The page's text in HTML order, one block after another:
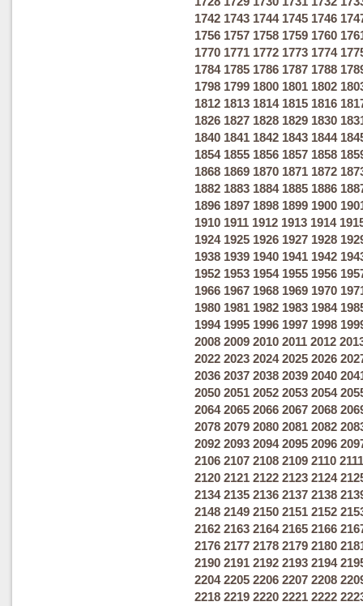
1742 1743 1744 1745 1746
1756 1757 1758 1759 1760
1770 1771 1772 1773 1774
1784 1785 1786 1787 1788
1798 1799 1800 1801 1802
1812 1813 1814 1815 1816
1826 1827 1828 1829 1830
1840 1841 1842 1843 1844
1854 1855 1856 1857 1858
1868 1869 1870 1871 1872
1882 1883 1884 1885 1886
1896 1897 1898 1899 1900
1910 1911 1912 1913 1914
1924 1925 1926 1927 1928
1938 1939 1940 1941 1942
1952 1953 1954 1955 1956
1966 1967 1968 1969 1970
1980 1981 1982 1983 1984
1994 1995 1996 1997 1998
2008 2009 2010 2011 2012
2022 2023 2024 2025 2026
2036 2037 2038 2039 2040
2050 2051 2052 2053 2054
2064 2065 2066 2067 2068
2078 2079 2080 2081 2082
2092 2093 2094 2095 2096
2106 2107 2108 2109 2110 2111
2120 2121 2122 2123 2124
2134 2135 2136 2137 2138
2148 2149 2150 2151 2152
2162 2163 2164 2165 2166
2176 2177 2178 2179 2180
2190 2191 2192 2193 2194
2204 2205 2206 2207 2208
2218 2219 2220 2221 2222